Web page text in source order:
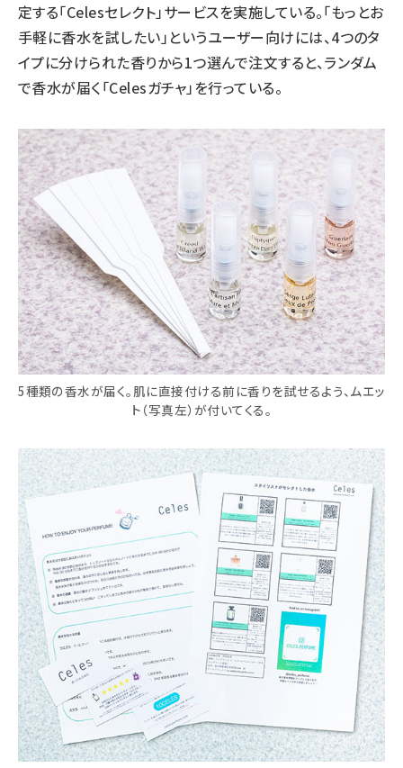
定する「Celesセレクト」サービスを実施している。「もっとお
手軽に香水を試したい」というユーザー向けには、4つのタ
イプに分けられた香りから1つ選んで注文すると、ランダム
で香水が届く「Celesガチャ」を行っている。
5種類の香水が届く。肌に直接付ける前に香りを試せるよう、ムエッ
ト（写真左）が付いてくる。